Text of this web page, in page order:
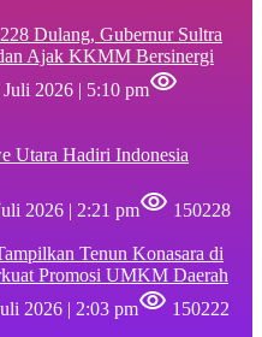
Dulang, Gubernur Sultra
Ajak KKMM Bersinergi
Juli 2026 | 5:10 pm
Utara Hadiri Indonesia
2026 | 2:21 pm
150228
Tenun Konasara di
Promosi UMKM Daerah
2026 | 2:03 pm 150222